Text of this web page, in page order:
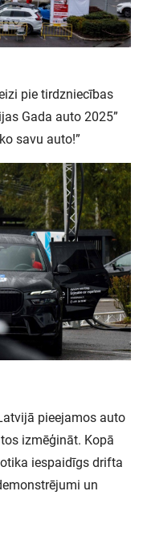
pie tirdzniecības
Gada auto 2025”
savu auto!”
pieejamos auto
izmēģināt. Kopā
iespaidīgs drifta
un